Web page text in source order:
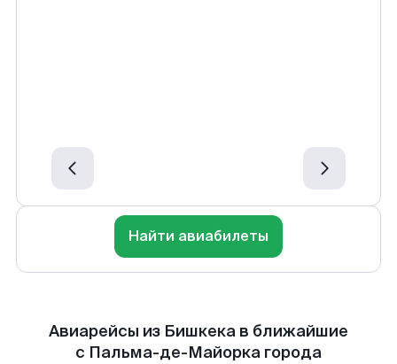
Найти авиабилеты
Авиарейсы из Бишкека в ближайшие
с Пальма-де-Майорка города